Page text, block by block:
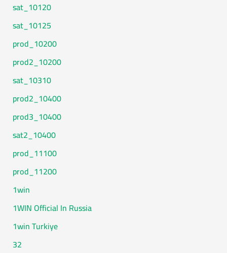
10120_sat
10125_sat
10200_prod
10200_prod2
10310_sat
10400_prod2
10400_prod3
10400_sat2
11100_prod
11200_prod
1win
1WIN Official In Russia
1win Turkiye
32